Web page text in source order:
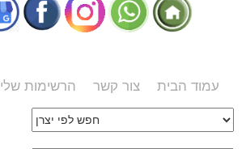
הרשימות שלי עמוד הבית צור קשר